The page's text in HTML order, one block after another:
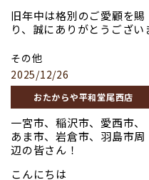
#貴金属
#プラチナ
#ブランド品
#時計
#金
#おたからや
#骨董品
#切手
#高価買取
#岐阜市
#大垣市
＃プラチナ
＃ブランド品
＃金
＃一宮市
＃おたからや
＃骨董品
＃切手
＃羽島市
＃稲沢市
＃高価買取
#ロレックス
旧年中は格別のご愛顧を賜
り、誠にありがとうござい
い一年となりますよう、心
よりお祈り申し上げます。
買取専門店として、今年も
客様の大切な品物を丁寧に
査定し、ご満足いただける
サービスを提供してまいりま
す。
その他
2025/12/26
おたからや平和堂尾西店
一宮市、稲沢市、愛西市、
あま市、岩倉市、羽島市周
辺の皆さん！
こんにちは